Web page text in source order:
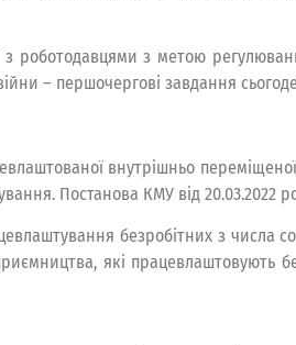
з роботодавцями з метою
– першочергові завдання
внутрішньо
Постанова КМУ від 20.03.2022
безробітних з числа
які працевлаштовують